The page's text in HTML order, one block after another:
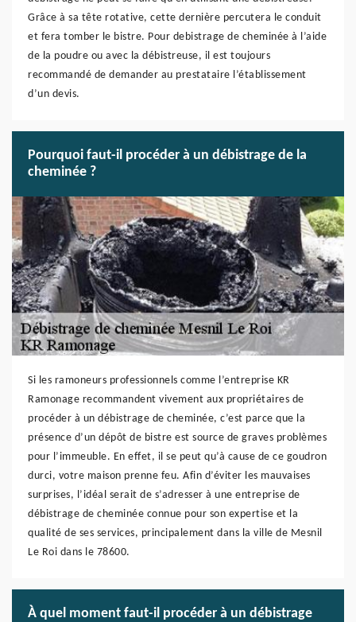
Grâce à sa tête rotative, cette dernière percutera le conduit
et fera tomber le bistre. Pour debistrage de cheminée à l’aide
de la poudre ou avec la débistreuse, il est toujours
recommandé de demander au prestataire l’établissement
d’un devis.
Pourquoi faut-il procéder à un débistrage de la
cheminée ?
Si les ramoneurs professionnels comme l’entreprise KR
Ramonage recommandent vivement aux propriétaires de
procéder à un débistrage de cheminée, c’est parce que la
présence d’un dépôt de bistre est source de graves problèmes
pour l’immeuble. En effet, il se peut qu’à cause de ce goudron
durci, votre maison prenne feu. Afin d’éviter les mauvaises
surprises, l’idéal serait de s’adresser à une entreprise de
débistrage de cheminée connue pour son expertise et la
qualité de ses services, principalement dans la ville de Mesnil
Le Roi dans le 78600.
À quel moment faut-il procéder à un débistrage